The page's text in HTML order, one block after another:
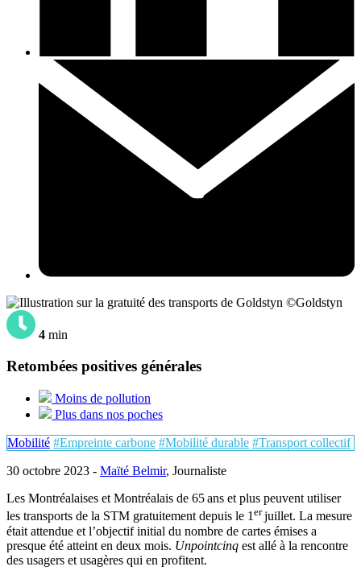
©Goldstyn
4 min
Retombées positives générales
Moins de pollution
Plus dans nos poches
Mobilité #Empreinte carbone #Mobilité durable #Transport collectif
30 octobre 2023 - Maïté Belmir, Journaliste
Les Montréalaises et Montréalais de 65 ans et plus peuvent utiliser
les transports de la STM gratuitement depuis le 1erjuillet. La mesure
était attendue et l’objectif initial du nombre de cartes émises a
presque été atteint en deux mois. Unpointcinq est allé à la rencontre
des usagers et usagères qui en profitent.